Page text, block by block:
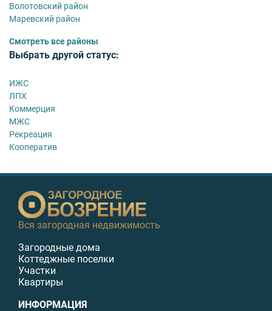
Волотовский район
Маревский район
Смотреть все районы
Выбрать другой статус:
ИЖС
ЛПХ
Коммерция
МЖС
Рекреация
Кооператив
Вся загородная недвижимость
Загородные дома
Коттеджные поселки
Участки
Квартиры
ИНФОРМАЦИЯ